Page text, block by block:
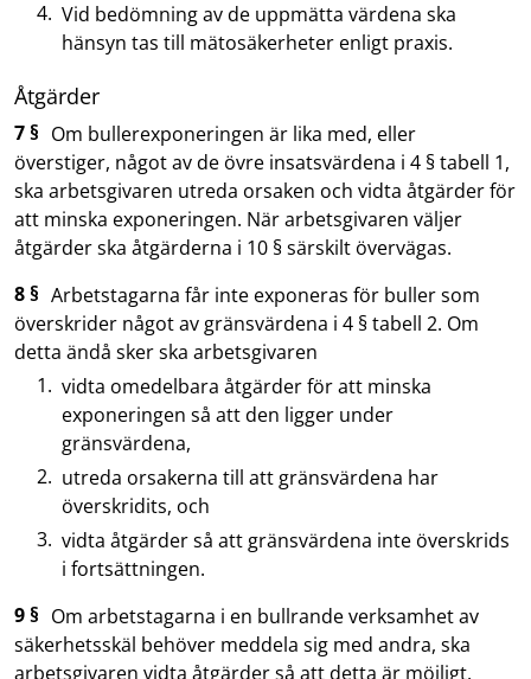
Vid bedömning av de uppmätta värdena ska
hänsyn tas till mätosäkerheter enligt praxis.
Åtgärder
7 § Om bullerexponeringen är lika med, eller
överstiger, något av de övre insatsvärdena i 4 § tabell 1,
ska arbetsgivaren utreda orsaken och vidta åtgärder för
att minska exponeringen. När arbetsgivaren väljer
åtgärder ska åtgärderna i 10 § särskilt övervägas.
8 § Arbetstagarna får inte exponeras för buller som
överskrider något av gränsvärdena i 4 § tabell 2. Om
detta ändå sker ska arbetsgivaren
vidta omedelbara åtgärder för att minska
exponeringen så att den ligger under
gränsvärdena,
utreda orsakerna till att gränsvärdena har
överskridits, och
vidta åtgärder så att gränsvärdena inte överskrids
i fortsättningen.
9 § Om arbetstagarna i en bullrande verksamhet av
säkerhetsskäl behöver meddela sig med andra, ska
arbetsgivaren vidta åtgärder så att detta är möjligt.